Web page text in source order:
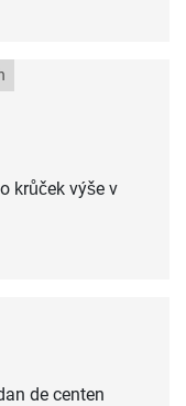
krůček výše v
de centen